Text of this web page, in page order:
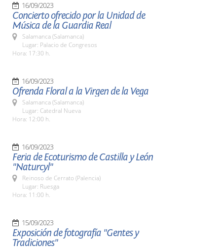
16/09/2023
Concierto ofrecido por la Unidad de
Música de la Guardia Real
Salamanca (Salamanca)
Lugar: Palacio de Congresos
Hora: 17:30 h.
16/09/2023
Ofrenda Floral a la Virgen de la Vega
Salamanca (Salamanca)
Lugar: Catedral Nueva
Hora: 12:00 h.
16/09/2023
Feria de Ecoturismo de Castilla y León
"Naturcyl"
Reinoso de Cerrato (Palencia)
Lugar: Ruesga
Hora: 11:00 h.
15/09/2023
Exposición de fotografía "Gentes y
Tradiciones"